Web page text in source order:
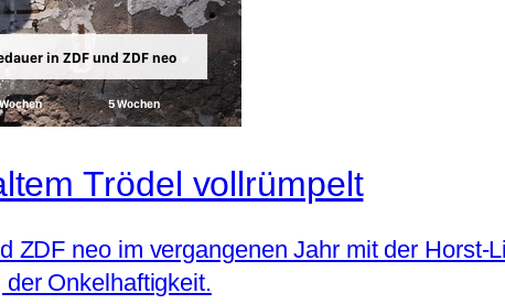
Trödel vollrümpelt
neo im vergangenen Jahr mit der Horst-
Onkelhaftigkeit.